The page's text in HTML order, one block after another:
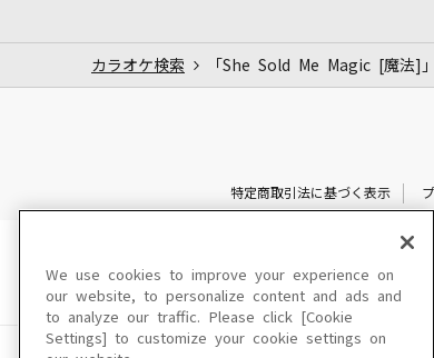
カラオケ検索 「She Sold Me Magic [魔法]
特定商取引法に基づく表示
このサイトに掲載されている一
We use cookies to improve your experience on
our website, to personalize content and ads and
to analyze our traffic. Please click [Cookie
Settings] to customize your cookie settings on